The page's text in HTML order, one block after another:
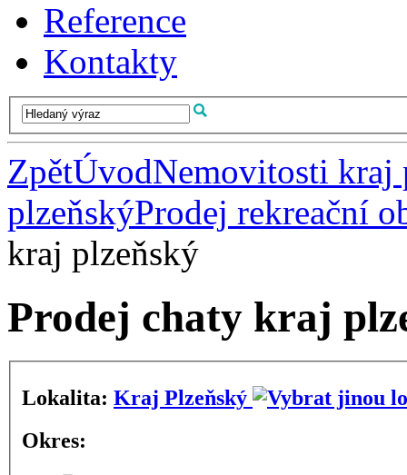
Reference
Kontakty
ZpětÚvodNemovitosti kraj
plzeňskýProdej rekreační
kraj plzeňský
Prodej chaty kraj
Lokalita:
Kraj Plzeňský
Okres: